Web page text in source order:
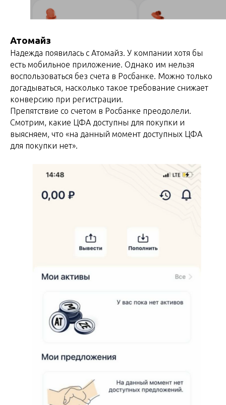
Атомайз
Надежда появилась с Атомайз. У компании хотя бы
есть мобильное приложение. Однако им нельзя
воспользоваться без счета в Росбанке. Можно только
догадываться, насколько такое требование снижает
конверсию при регистрации.
Препятствие со счетом в Росбанке преодолели.
Смотрим, какие ЦФА доступны для покупки и
выясняем, что «на данный момент доступных ЦФА
для покупки нет».